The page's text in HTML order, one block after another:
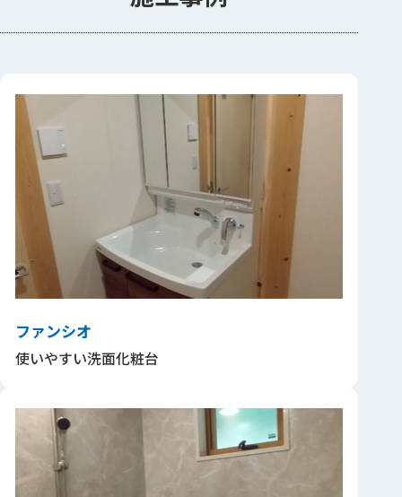
ファンシオ
使いやすい洗面化粧台